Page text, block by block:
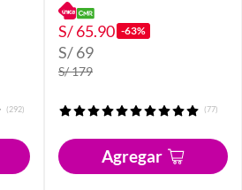
(292)
S/ 65.90 -63%
S/ 69
S/ 179
(77)
Agregar